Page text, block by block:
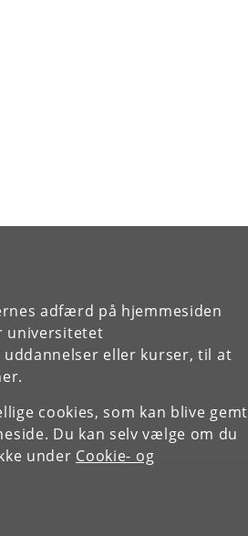
adfærd på hjemmesiden
universitetet
eller kurser, til at
cookies, som kan blive gemt
Du kan selv vælge om du
under Cookie- og